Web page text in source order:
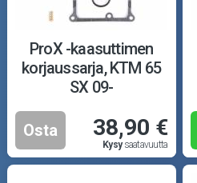
Ajovarusteet
Nastarenkaat
Renkaat ja vanteet
Öljyt ja kemikaalit
ProX -kaasuttimen
korjaussarja, KTM 65
SX 09-
Osta 38,90 €
Kysysaatavuutta